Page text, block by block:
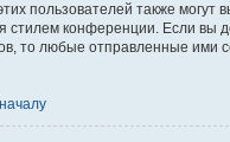
пользователей также могут
стилем конференции. Если вы
то любые отправленные ими